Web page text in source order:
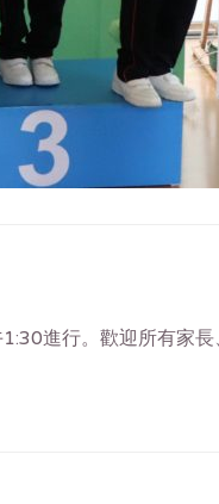
進行。歡迎所有家